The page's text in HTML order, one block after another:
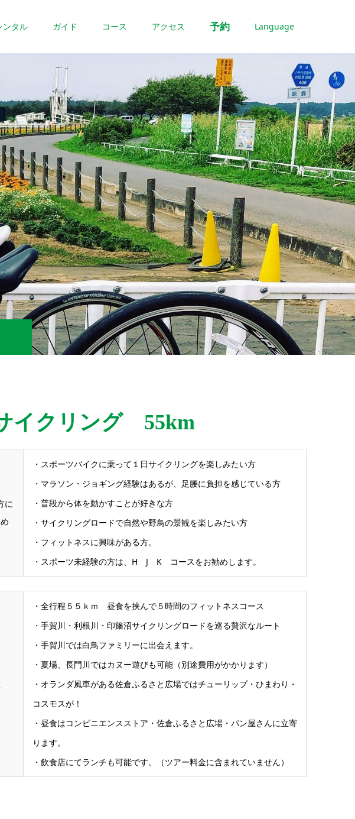
ンタル ガイド コース アクセス 予約 Language
イクリング 55km
に
・スポーツバイクに乗って１日サイクリングを楽しみたい方
・マラソン・ジョギング経験はあるが、足腰に負担を感じている方
・普段から体を動かすことが好きな方
・サイクリングロードで自然や野鳥の景観を楽しみたい方
・フィットネスに興味がある方。
・スポーツ未経験の方は、H J K コースをお勧めします。
・全行程５５ｋｍ 昼食を挟んで５時間のフィットネスコース
・手賀川・利根川・印旛沼サイクリングロードを巡る贅沢なルート
・手賀川では白鳥ファミリーに出会えます。
・夏場、長門川ではカヌー遊びも可能（別途費用がかかります）
・オランダ風車がある佐倉ふるさと広場ではチューリップ・ひまわり・
コスモスが！
・昼食はコンビニエンスストア・佐倉ふるさと広場・パン屋さんに立寄
ります。
・飲食店にてランチも可能です。（ツアー料金に含まれていません）